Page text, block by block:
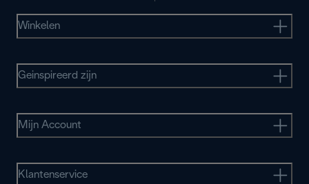
Winkelen
Geinspireerd zijn
Mijn Account
Klantenservice